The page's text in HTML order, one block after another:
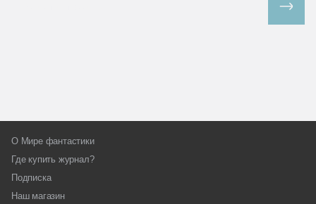
О Мире фантастики
Где купить журнал?
Подписка
Наш магазин